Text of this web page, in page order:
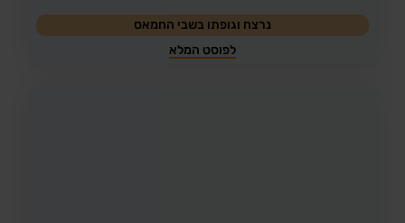
נרצח וגופתו בשבי החמאס
לפוסט המלא